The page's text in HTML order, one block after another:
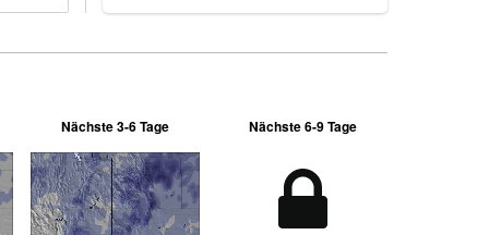
Nächste 3-6 Tage Nächste 6-9 Tage